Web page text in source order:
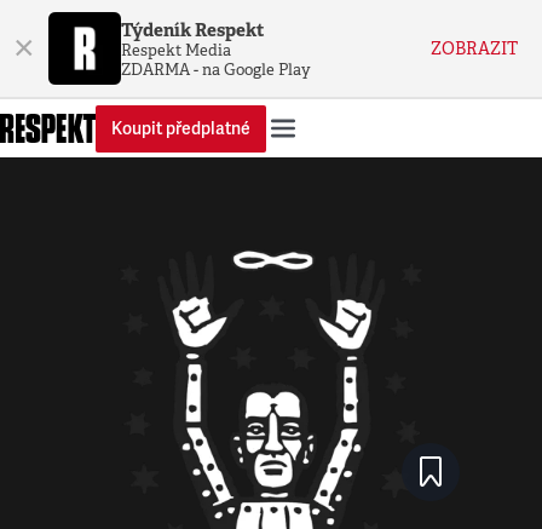
× Týdeník Respekt
Respekt Media
ZDARMA - na Google Play
ZOBRAZIT
Koupit předplatné